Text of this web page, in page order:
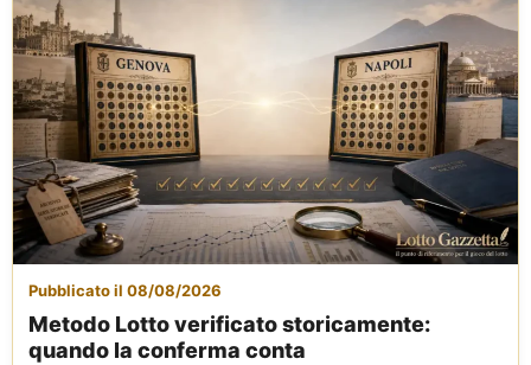
Pubblicato il 08/08/2026
Metodo Lotto verificato storicamente:
quando la conferma conta